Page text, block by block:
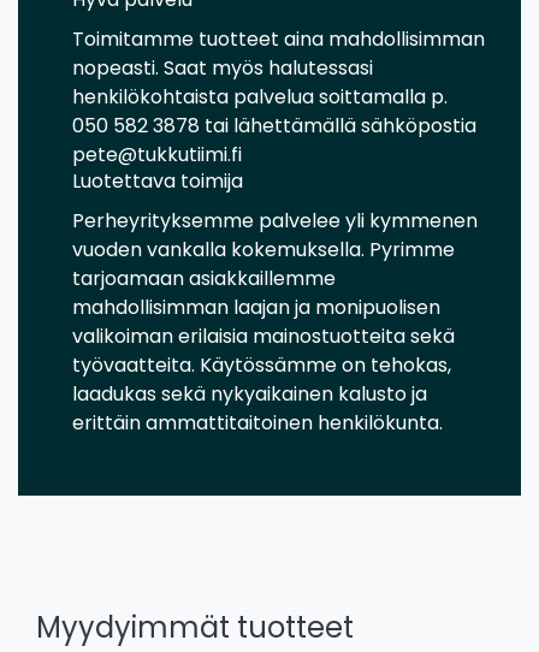
Toimitamme tuotteet aina mahdollisimman
nopeasti. Saat myös halutessasi
henkilökohtaista palvelua soittamalla p.
050 582 3878 tai lähettämällä sähköpostia
pete@tukkutiimi.fi
Luotettava toimija
Perheyrityksemme palvelee yli kymmenen
vuoden vankalla kokemuksella. Pyrimme
tarjoamaan asiakkaillemme
mahdollisimman laajan ja monipuolisen
valikoiman erilaisia mainostuotteita sekä
työvaatteita. Käytössämme on tehokas,
laadukas sekä nykyaikainen kalusto ja
erittäin ammattitaitoinen henkilökunta.
Myydyimmät tuotteet